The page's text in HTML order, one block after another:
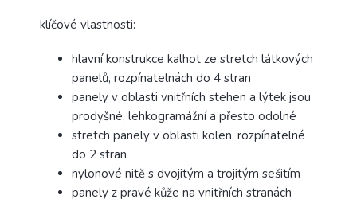
klíčové vlastnosti:
hlavní konstrukce kalhot ze stretch látkových
panelů, rozpínatelnách do 4 stran
panely v oblasti vnitřních stehen a lýtek jsou
prodyšné, lehkogramážní a přesto odolné
stretch panely v oblasti kolen, rozpínatelné
do 2 stran
nylonové nitě s dvojitým a trojitým sešitím
panely z pravé kůže na vnitřních stranách